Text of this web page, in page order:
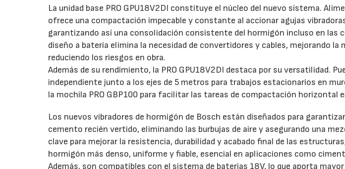
La unidad base PRO GPU18V2DI constituye el núcleo del nuevo sistema.
ofrece una compactación impecable y constante al accionar agujas
garantizando así una consolidación consistente del hormigón incluso en las
diseño a batería elimina la necesidad de convertidores y cables, mejorando la
reduciendo los riesgos en obra.
Además de su rendimiento, la PRO GPU18V2DI destaca por su versatilidad.
independiente junto a los ejes de 5 metros para trabajos estacionarios en
la mochila PRO GBP100 para facilitar las tareas de compactación horizontal
Los nuevos vibradores de hormigón de Bosch están diseñados para
cemento recién vertido, eliminando las burbujas de aire y asegurando una
clave para mejorar la resistencia, durabilidad y acabado final de las
hormigón más denso, uniforme y fiable, esencial en aplicaciones como
Además, son compatibles con el sistema de baterías 18V, lo que aporta